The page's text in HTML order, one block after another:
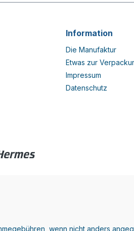
Information
Die Manufaktur
Etwas zur
Impressum
Datenschutz
wenn nicht anders